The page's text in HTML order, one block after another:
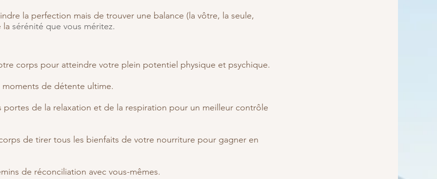
la perfection mais de trouver une balance (la vôtre, la seule,
la sérénité que vous méritez.
corps pour atteindre votre plein potentiel physique et psychique.
moments de détente ultime.
portes de la relaxation et de la respiration pour un meilleur contrôle
de tirer tous les bienfaits de votre nourriture pour gagner en
de réconciliation avec vous-mêmes.